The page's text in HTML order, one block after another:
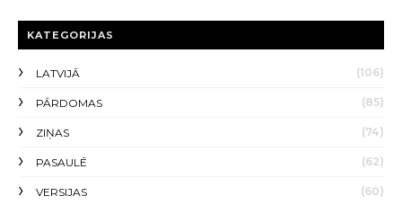
KATEGORIJAS
LATVIJĀ (106)
PĀRDOMAS (85)
ZIŅAS (74)
PASAULĒ (62)
VERSIJAS (60)